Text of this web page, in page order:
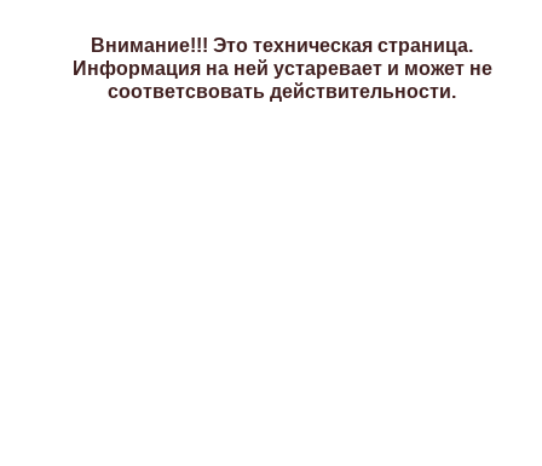
Внимание!!! Это техническая страница.
Информация на ней устаревает и может не
соответсвовать действительности.